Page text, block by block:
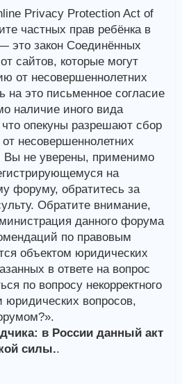
Privacy Protection Act of
частных прав ребёнка в
это закон Соединённых
сайтов, которые могут
от несовершеннолетних
на это письменное согласие
наличие иного вида
опекуны разрешают сбор
несовершеннолетних
не уверены, применимо
на
форуму, обратитесь за
Обратите внимание,
данного форума
по правовым
объектом юридических
в ответе на вопрос
по вопросу некорректного
юридических вопросов,
в России данный акт
силы..